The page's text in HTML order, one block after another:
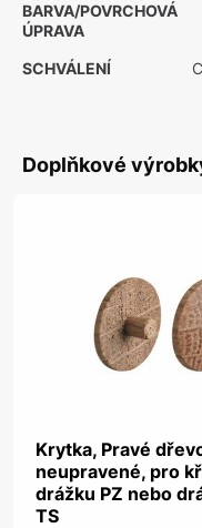
BARVA/POVRCHOVÁ
ÚPRAVA
SCHVÁLENÍ
Doplňkové
Krytka, Pravé
neupravené, pro
drážku PZ nebo
TS